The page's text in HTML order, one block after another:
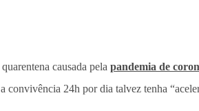
causada pela pandemia de
convivência 24h por dia talvez tenha